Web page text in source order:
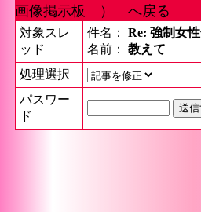
画像掲示板 ） へ戻る
対象スレ
ッド
件名：Re: 強制女
名前：教えて
処理選択
パスワー
ド